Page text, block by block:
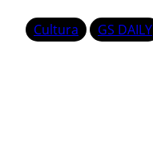
Cultura GS DAILY